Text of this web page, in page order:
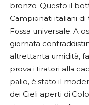
bronzo. Questo il
Campionati italiani
Fossa universale. A
giornata
altrettanta umidità,
prova i tiratori alla
palio, è stato il
dei Cieli aperti di